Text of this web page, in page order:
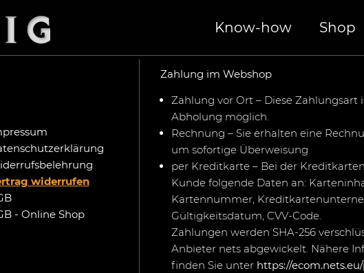
Know-how Shop
widerrufen
- Online Shop
Zahlung im Webshop
Zahlung vor Ort – Diese Zahlungsart
Abholung möglich.
Rechnung – Sie erhalten eine
um sofortige Überweisung
per Kreditkarte – Bei der
Kunde folgende Daten an:
Kartennummer,
Gültigkeitsdatum, CVV-Code.
Zahlungen werden SHA-256
Anbieter nets abgewickelt. Nähere
finden Sie unter https://